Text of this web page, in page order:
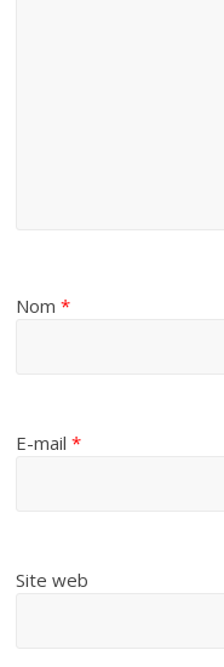
Nom*
E-mail*
Site web